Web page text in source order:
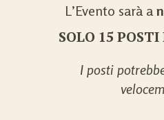
L’Evento sarà a
SOLO 15
I posti